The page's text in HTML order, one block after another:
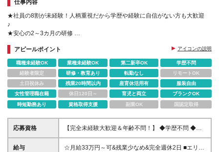
仕事内容
★社員の8割が未経験！人柄重視だから学歴や経験に自信がない方も大歓迎
♪
★安心の2～3カ月の研修
★国家資格も取得できる無料サポートあり！
★服装･髪型･髪色自由
アピールポイント アイコンの説明
職種未経験OK 業種未経験OK 第二新卒OK
学歴不問
経験者限定
研修・教育あり 転勤なし
リモートOK
土日祝休み
残業20時間以内 産育休活用有
服装自由
女性管理職在籍
休日120日～ 育児と両立
ブランクOK
時短勤務あり
資格取得支援 副業OK 国認定取得
応募資格
【完全未経験大歓迎＆年齢不問！】 ◆学歴不問 ◆第
二新卒、ブランク、無資格の方歓迎 ◆人柄重視の採
用 先輩の80％は未経験からスタートしています！ 学
給与
☆月給33万円～可&残業少なめ&完全週休2日 ■エリア